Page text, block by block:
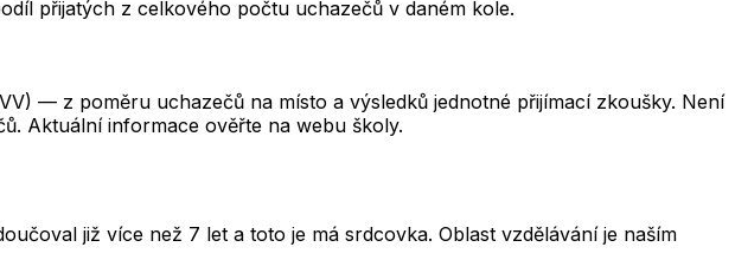
přijatých z celkového počtu uchazečů v daném kole.
— z poměru uchazečů na místo a výsledků jednotné přijímací zkoušky. Není
Aktuální informace ověřte na webu školy.
již více než 7 let a toto je má srdcovka. Oblast vzdělávání je naším